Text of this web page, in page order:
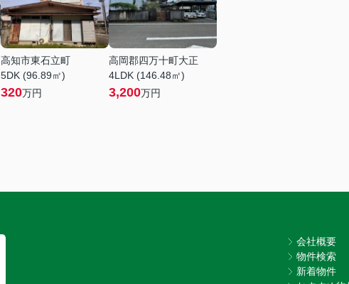
高知市東石立町
5DK (96.89㎡)
320万円
高岡郡四万十町大正
4LDK (146.48㎡)
3,200万円
会社概要
物件検索
新着物件